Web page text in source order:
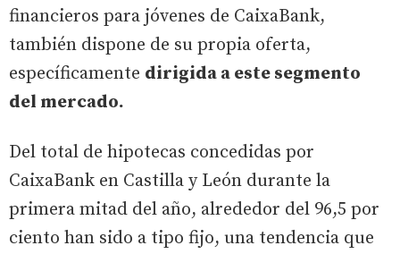
financieros para jóvenes de CaixaBank,
también dispone de su propia oferta,
específicamente dirigida a este segmento
del mercado.
Del total de hipotecas concedidas por
CaixaBank en Castilla y León durante la
primera mitad del año, alrededor del 96,5 por
ciento han sido a tipo fijo, una tendencia que